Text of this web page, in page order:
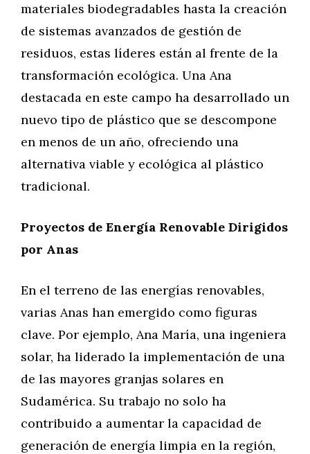
materiales biodegradables hasta la creación
de sistemas avanzados de gestión de
residuos, estas líderes están al frente de la
transformación ecológica. Una Ana
destacada en este campo ha desarrollado un
nuevo tipo de plástico que se descompone
en menos de un año, ofreciendo una
alternativa viable y ecológica al plástico
tradicional.
Proyectos de Energía Renovable Dirigidos
por Anas
En el terreno de las energías renovables,
varias Anas han emergido como figuras
clave. Por ejemplo, Ana María, una ingeniera
solar, ha liderado la implementación de una
de las mayores granjas solares en
Sudamérica. Su trabajo no solo ha
contribuido a aumentar la capacidad de
generación de energía limpia en la región,